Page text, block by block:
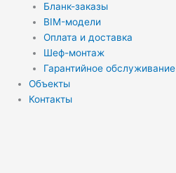
Бланк-заказы
BIM-модели
Оплата и доставка
Шеф-монтаж
Гарантийное обслуживание
Объекты
Контакты